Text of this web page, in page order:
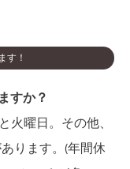
す！
すか？
火曜日。その他、
ります。(年間休